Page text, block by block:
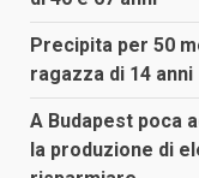
Precipita per 50
ragazza di 14 anni
A Budapest poca
la produzione di